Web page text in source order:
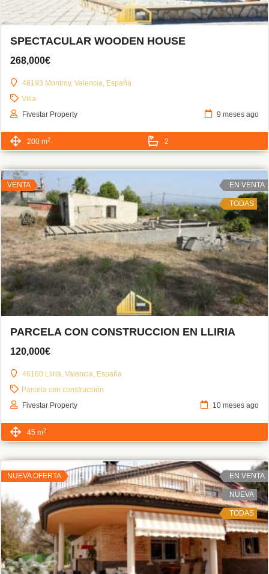
SPECTACULAR WOODEN HOUSE
268,000€
46193 Montroy, Valencia, España
Villa
Fivestar Property
9 meses ago
200 m2 2
VENTA EN VENTA
TODAS
PARCELA CON CONSTRUCCION EN LLIRIA
120,000€
46160 Lliria, Valencia, España
Parcela con construcción
Fivestar Property
10 meses ago
45 m2
NUEVA OFERTA EN VENTA
NUEVA
TODAS